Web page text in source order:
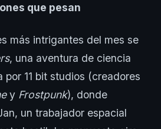
que pesan
más intrigantes del mes se
, una aventura de ciencia
11 bit studios (creadores
y Frostpunk), donde
un trabajador espacial